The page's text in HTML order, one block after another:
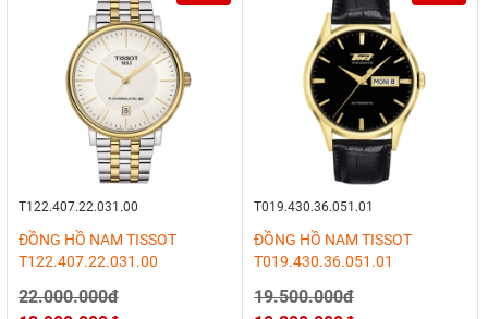
T122.407.22.031.00
ĐỒNG HỒ NAM TISSOT
T122.407.22.031.00
22.000.000đ
T019.430.36.051.01
ĐỒNG HỒ NAM TISSOT
T019.430.36.051.01
19.500.000đ